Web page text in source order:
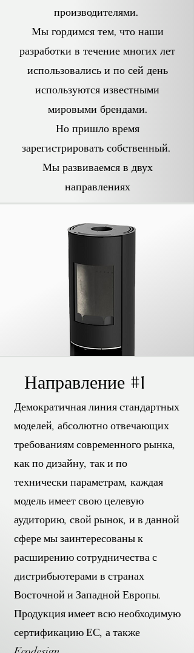
производителями.
Мы гордимся тем, что наши
разработки в течение многих лет
использовались и по сей день
используются известными
мировыми брендами.
Но пришло время
зарегистрировать собственный.
Мы развиваемся в двух
направлениях
Направление #1
Демократичная линия стандартных
моделей, абсолютно отвечающих
требованиям современного рынка,
как по дизайну, так и по
технически параметрам, каждая
модель имеет свою целевую
аудиторию, свой рынок, и в данной
сфере мы заинтересованы к
расширению сотрудничества с
дистрибьютерами в странах
Восточной и Западной Европы.
Продукция имеет всю необходимую
сертификацию ЕС, а также